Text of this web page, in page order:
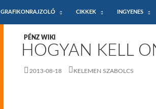
GRAFIKONRAJZOLÓ CIKKEK INGYENES
PÉNZ WIKI
HOGYAN KELL
2013-08-18 KELEMEN SZABOLCS